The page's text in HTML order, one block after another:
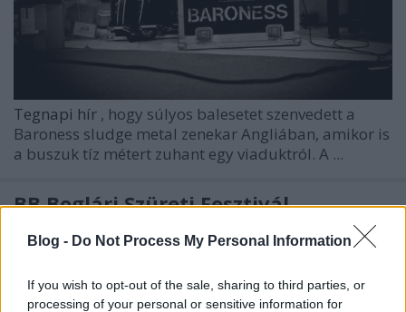
Blog - Do Not Process My Personal Information
If you wish to opt-out of the sale, sharing to third parties, or
processing of your personal or sensitive information for
Tegnapi hír , hogy súlyos balesetet szenvedett a
Baroness sludge metal zenekar Angliában, amikor is
a buszuk tíz métert zuhant egy viaduktról. A ...
BB Boglári Szüreti Fesztivál
Hirdetés 2012. augusztus 17.